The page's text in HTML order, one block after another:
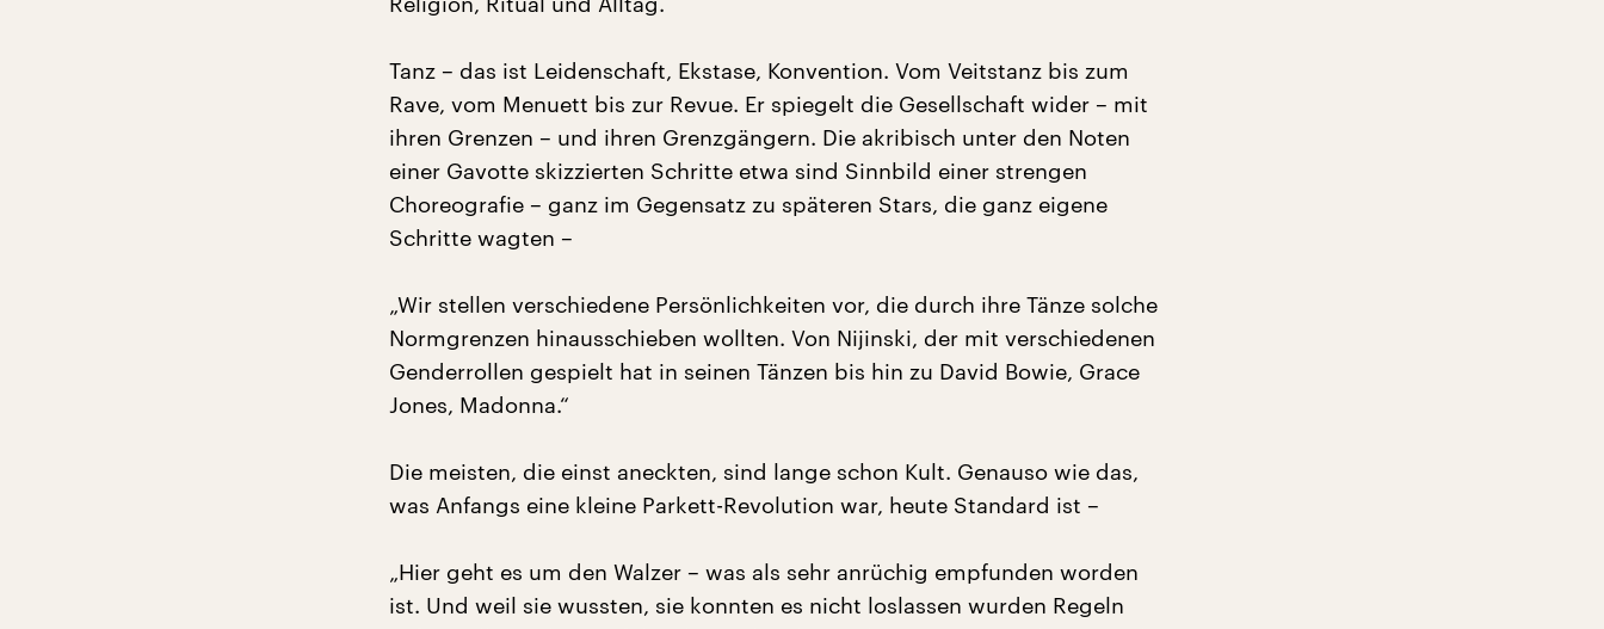
Tanz – das ist Leidenschaft, Ekstase, Konvention. Vom Veitstanz bis zum
Rave, vom Menuett bis zur Revue. Er spiegelt die Gesellschaft wider – mit
ihren Grenzen – und ihren Grenzgängern. Die akribisch unter den Noten
einer Gavotte skizzierten Schritte etwa sind Sinnbild einer strengen
Choreografie – ganz im Gegensatz zu späteren Stars, die ganz eigene
Schritte wagten –
„Wir stellen verschiedene Persönlichkeiten vor, die durch ihre Tänze solche
Normgrenzen hinausschieben wollten. Von Nijinski, der mit verschiedenen
Genderrollen gespielt hat in seinen Tänzen bis hin zu David Bowie, Grace
Jones, Madonna.“
Die meisten, die einst aneckten, sind lange schon Kult. Genauso wie das,
was Anfangs eine kleine Parkett-Revolution war, heute Standard ist –
„Hier geht es um den Walzer – was als sehr anrüchig empfunden worden
ist. Und weil sie wussten, sie konnten es nicht loslassen wurden Regeln